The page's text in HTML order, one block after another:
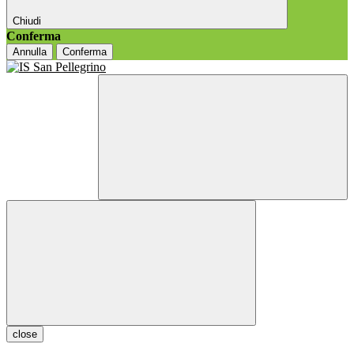
Chiudi
Conferma
Annulla Conferma
close